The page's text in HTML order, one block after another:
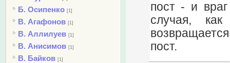
Б. Осипенко [1]
В. Агафонов [1]
В. Аллилуев [1]
В. Анисимов [1]
В. Байков [1]
пост - и
случая,
пост.